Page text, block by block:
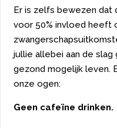
Er is zelfs bewezen dat
voor 50% invloed heeft
jullie allebei aan de
gezond mogelijk leven.
onze ogen:
Geen cafeïne drinken.